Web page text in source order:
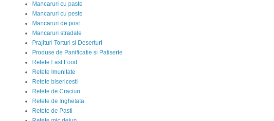
Mancaruri cu paste
Mancaruri cu peste
Mancaruri de post
Mancaruri stradale
Prajituri Torturi si Deserturi
Produse de Panificatie si Patiserie
Retete Fast Food
Retete Imunitate
Retete bisericesti
Retete de Craciun
Retete de Inghetata
Retete de Pasti